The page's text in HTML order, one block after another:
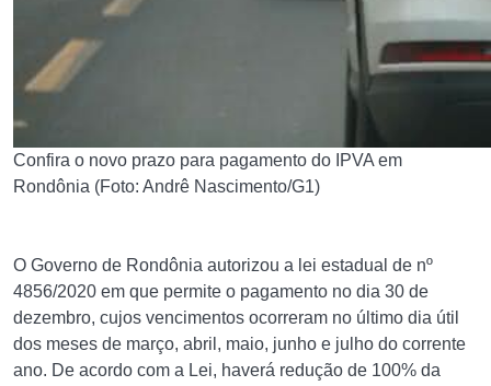
Confira o novo prazo para pagamento do IPVA em
Rondônia (Foto: Andrê Nascimento/G1)
O Governo de Rondônia autorizou a lei estadual de nº
4856/2020 em que permite o pagamento no dia 30 de
dezembro, cujos vencimentos ocorreram no último dia útil
dos meses de março, abril, maio, junho e julho do corrente
ano. De acordo com a Lei, haverá redução de 100% da